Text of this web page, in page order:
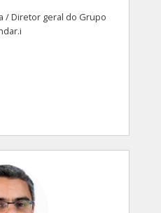
/ Diretor geral do Grupo